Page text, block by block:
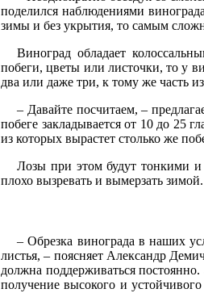
поделился наблюдениями
зимы и без укрытия, то самым
Виноград обладает
побеги, цветы или листочки, то у
два или даже три, к тому же часть
– Давайте посчитаем, –
побеге закладывается от 10 до 25
из которых вырастет столько же
Лозы при этом будут тонкими и
плохо вызревать и вымерзать
– Обрезка винограда в наших
листья, – поясняет Александр
должна поддерживаться
получение высокого и